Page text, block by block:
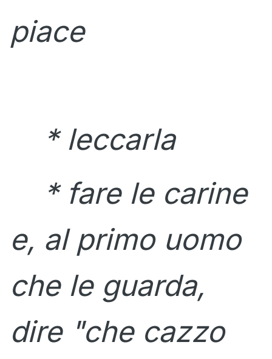
piace
* leccarla
* fare le carine
e, al primo uomo
che le guarda,
dire "che cazzo